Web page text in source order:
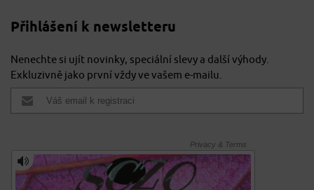
Přihlášení k newsletteru
Nenechte si ujít novinky, speciální slevy a další výhody.
Exkluzivně jako první vždy ve vašem e-mailu.